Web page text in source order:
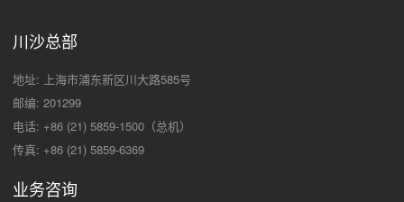
川沙总部
地址: 上海市浦东新区川大路585号
邮编: 201299
电话: +86 (21) 5859-1500（总机）
传真: +86 (21) 5859-6369
业务咨询